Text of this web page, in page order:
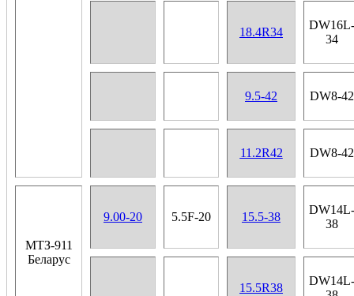
18.4R34
DW16L-
34
9.5-42 DW8-42
11.2R42 DW8-42
МТЗ-911
Беларус
9.00-20 5.5F-20 15.5-38
DW14L-
38
15.5R38
DW14L-